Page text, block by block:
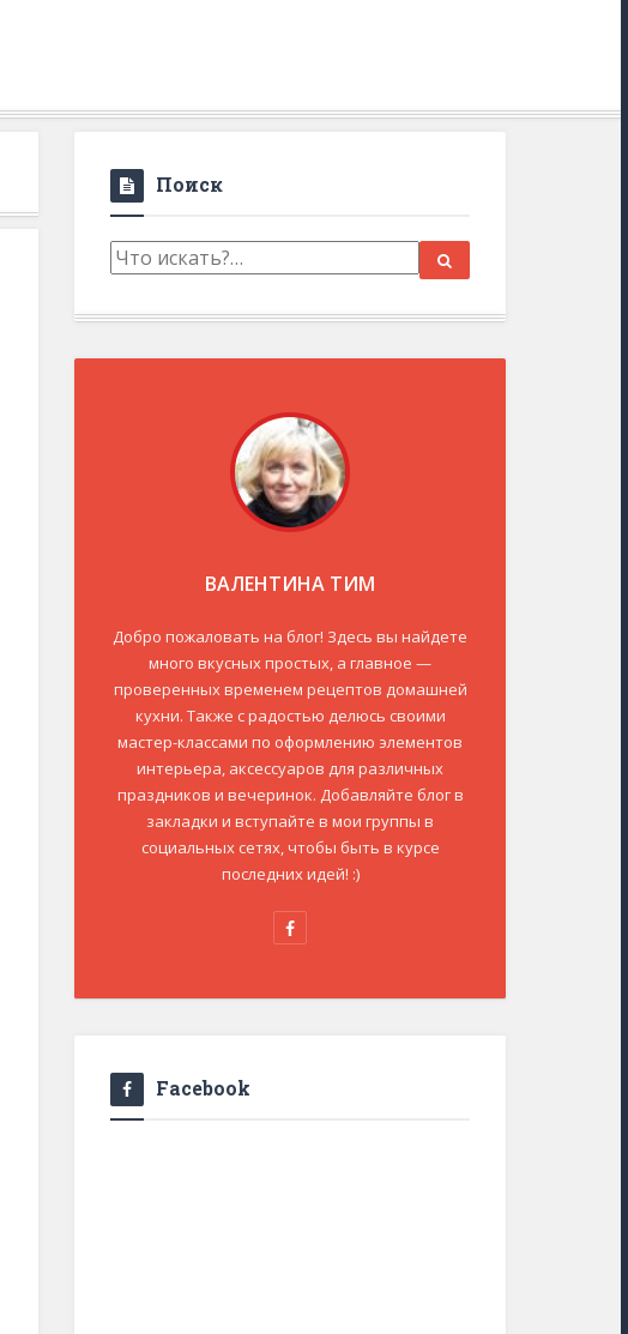
Поиск
ВАЛЕНТИНА ТИМ
Добро пожаловать на блог! Здесь вы найдете
много вкусных простых, а главное —
проверенных временем рецептов домашней
кухни. Также с радостью делюсь своими
мастер-классами по оформлению элементов
интерьера, аксессуаров для различных
праздников и вечеринок. Добавляйте блог в
закладки и вступайте в мои группы в
социальных сетях, чтобы быть в курсе
последних идей! :)
Facebook